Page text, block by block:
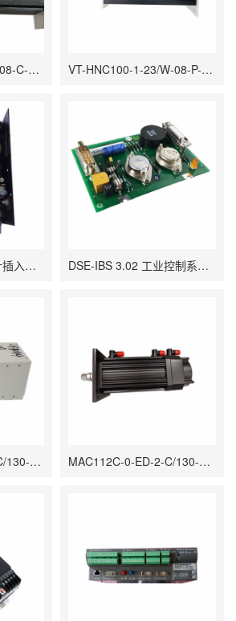
VT-HNC100-1-22W-08-C-0 数字轴控制器 支持位置控制、速度控制 VT-HNC100-1-23/W-08-P-0 数字轴控制 具有 PROFIBUS DP 的总线连接
VT3000S34-R5 32针插入式欧式卡设计 具有内置的电压极性保护功能 DSE-IBS 3.02 工业控制系统 涵盖了系统设置、编程、故障排除
MACO93B-0-OS-2-C/130-A-0/S005 伺服电机 具有紧凑的设计、高扭矩密度 MAC112C-0-ED-2-C/130-B-0 交流伺服电机 应用于自动化生产线、机床、印刷机